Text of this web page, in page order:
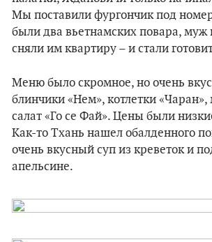
Мы поставили фургончик под
были два вьетнамских повара,
сняли им квартиру – и стали
Меню было скромное, но очень
блинчики «Нем», котлетки «Чаран»,
салат «Го се Фай». Цены были
Как-то Тхань нашел обалденного
очень вкусный суп из креветок и
апельсине.